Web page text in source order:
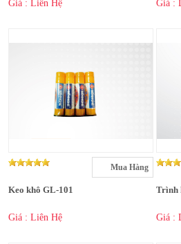
Giá : Liên Hệ Giá :
Mua Hàng
Keo khô GL-101
Giá : Liên Hệ
Trình
Giá :